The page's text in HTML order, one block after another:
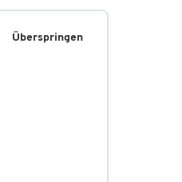
Überspringen